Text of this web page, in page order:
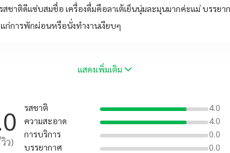
สชาติดีแซ่บสมชื่อ เครื่องดื่มคือลาเต้เย็นนุ่มละมุนมากค่ะแม่ บรรยา
ก่การพักผ่อนหรือนั่งทำงานเงียบๆ
แสดงเพิ่มเติม
ว)
รสชาติ
4.0
ความสะอาด
4.0
การบริการ
0.0
บรรยากาศ
0.0